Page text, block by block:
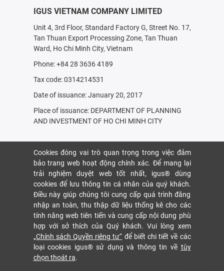
IGUS VIETNAM COMPANY LIMITED
Unit 4, 3rd Floor, Standard Factory G, Street No. 17,
Tan Thuan Export Processing Zone, Tan Thuan
Ward, Ho Chi Minh City, Vietnam
Phone: +84 28 3636 4189
Tax code: 0314214531
Date of issuance: January 20, 2017
Place of issuance: DEPARTMENT OF PLANNING
AND INVESTMENT OF HO CHI MINH CITY
Cookies đóng vai trò quan trọng trong việc đảm
bảo trang web hoạt động chính xác. Để mang lại
trải nghiệm duyệt web tốt nhất, igus® dùng
cookies để lưu thông tin cá nhân của quý khách.
Điều này giúp chúng tôi cung cấp quá trình đăng
nhập an toàn, thu thập dữ liệu thống kê cho các
tính năng web tiên tiến và cung cấp nội dung phù
hợp với sở thích của Quý khách. Vui lòng xem
„Chính sách Quyền riêng tư“ để biết chi tiết về các
loại cookies igus® sử dụng và thông tin về tùy
chọn thoát ra.